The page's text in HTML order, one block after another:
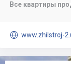
Все квартиры
 www.zhilstroj-